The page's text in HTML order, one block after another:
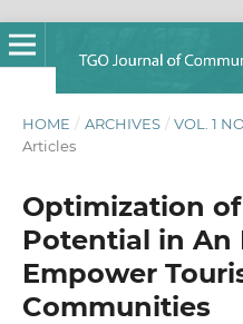
HOME / ARCHIVES / VOL. 1
Articles
Optimization
Potential in An
Empower
Communities